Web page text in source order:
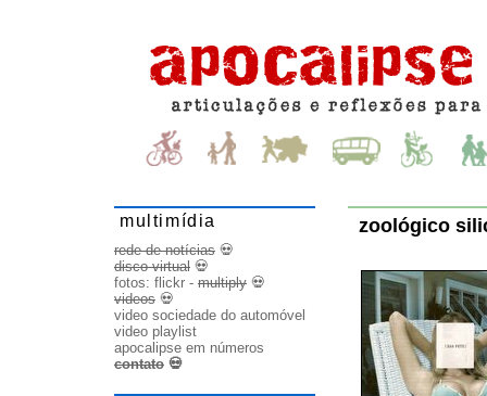
zoológico
multimídia
rede de notícias 💀
disco virtual 💀
fotos: flickr - multiply 💀
videos 💀
video sociedade do automóvel
video playlist
apocalipse em números
contato 💀